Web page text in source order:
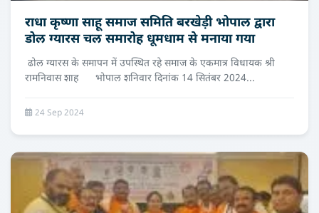
राधा कृष्णा साहू समाज समिति बरखेड़ी भोपाल द्वारा
डोल ग्यारस चल समारोह धूमधाम से मनाया गया
ढोल ग्यारस के समापन में उपस्थित रहे समाज के एकमात्र विधायक श्री
रामनिवास शाह भोपाल शनिवार दिनांक 14 सितंबर 2024...
24 Sep 2024